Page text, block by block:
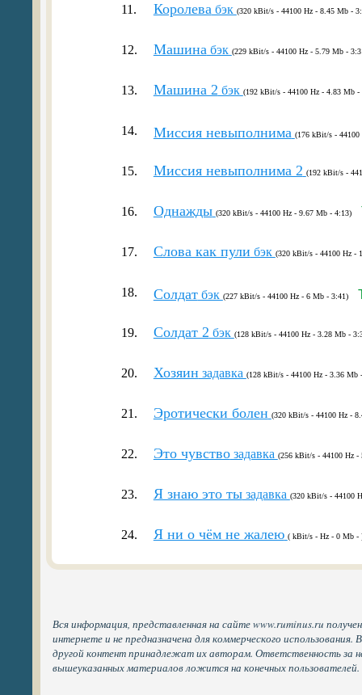
11. Королева бэк (320 kBit/s - 44100 Hz - 8.45 Mb -
12. Машина бэк (229 kBit/s - 44100 Hz - 5.79 Mb -
13. Машина 2 бэк (192 kBit/s - 44100 Hz - 4.83 Mb -
14. Миссия невыполнима (176 kBit/s -
15. Миссия невыполнима 2 (192 kBit/s -
16. Однажды (320 kBit/s - 44100 Hz - 9.67 Mb - 4:13)
17. Слова как пули бэк (320 kBit/s - 44100 Hz -
18. Солдатбэк (227 kBit/s - 44100 Hz - 6 Mb - 3:41)
19. Солдат 2 бэк (128 kBit/s - 44100 Hz - 3.28 Mb -
20. Хозяин задавка (128 kBit/s - 44100 Hz - 3.36 Mb
21. Эротически болен (320 kBit/s - 44100 Hz -
22. Это чувствозадавка (256 kBit/s - 44100 Hz -
23. Я знаю это тызадавка (320 kBit/s - 44100
24. Я ни о чём не жалею ( kBit/s - Hz - 0 Mb -
Вся информация, представленная на сайте www.ruminus.ru
интернете и не предназначена для коммерческого
другой контент принадлежат их авторам. Ответственность за
вышеуказанных материалов ложится на конечных пользователей.